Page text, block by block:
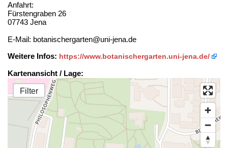
Anfahrt:
Fürstengraben 26
07743 Jena
E-Mail: botanischergarten@uni-jena.de
Weitere Infos: https://www.botanischergarten.uni-jena.de/
Kartenansicht / Lage:
Filter